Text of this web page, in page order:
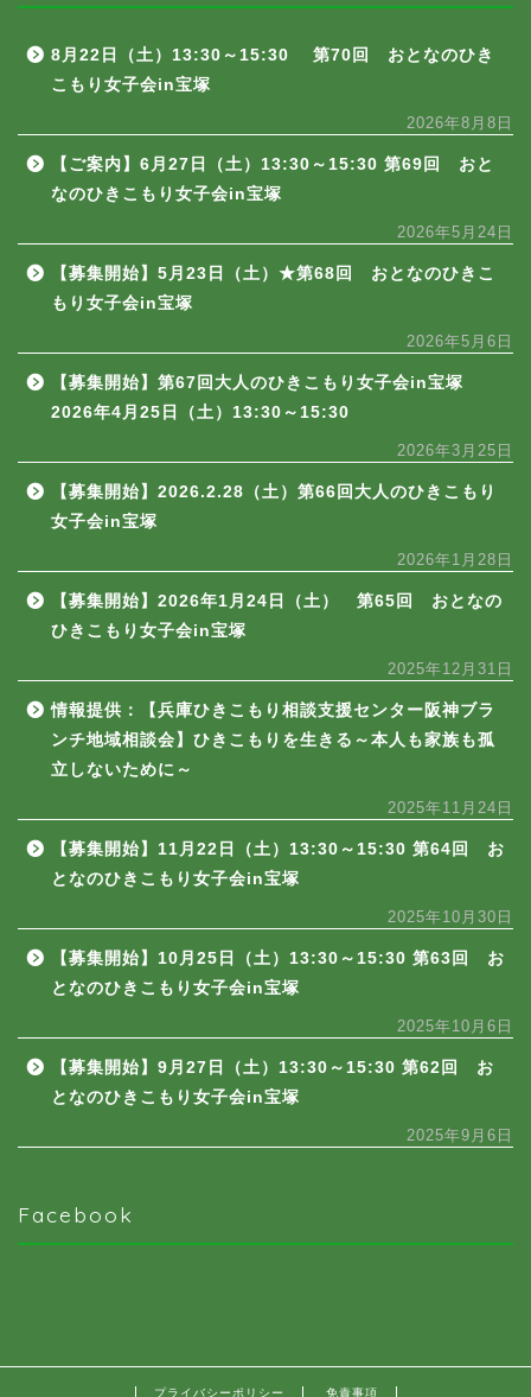
8月22日（土）13:30～15:30 第70回 おとなのひき
こもり女子会in宝塚
2026年8月8日
【ご案内】6月27日（土）13:30～15:30 第69回 おと
なのひきこもり女子会in宝塚
2026年5月24日
【募集開始】5月23日（土）★第68回 おとなのひきこ
もり女子会in宝塚
2026年5月6日
【募集開始】第67回大人のひきこもり女子会in宝塚
2026年4月25日（土）13:30～15:30
2026年3月25日
【募集開始】2026.2.28（土）第66回大人のひきこもり
女子会in宝塚
2026年1月28日
【募集開始】2026年1月24日（土） 第65回 おとなの
ひきこもり女子会in宝塚
2025年12月31日
情報提供：【兵庫ひきこもり相談支援センター阪神ブラ
ンチ地域相談会】ひきこもりを生きる～本人も家族も孤
立しないために～
2025年11月24日
【募集開始】11月22日（土）13:30～15:30 第64回 お
となのひきこもり女子会in宝塚
2025年10月30日
【募集開始】10月25日（土）13:30～15:30 第63回 お
となのひきこもり女子会in宝塚
2025年10月6日
【募集開始】9月27日（土）13:30～15:30 第62回 お
となのひきこもり女子会in宝塚
2025年9月6日
Facebook
プライバシーポリシー 免責事項